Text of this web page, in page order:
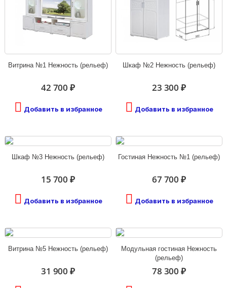
Витрина №1 Нежность (рельеф)
42 700 ₽
Добавить в избранное
Шкаф №2 Нежность (рельеф)
23 300 ₽
Добавить в избранное
Шкаф №3 Нежность (рельеф)
15 700 ₽
Добавить в избранное
Гостиная Нежность №1 (рельеф)
67 700 ₽
Добавить в избранное
Витрина №5 Нежность (рельеф)
31 900 ₽
Модульная гостиная Нежность
(рельеф)
78 300 ₽